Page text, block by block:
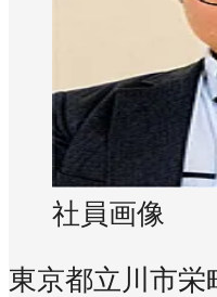
社員画像
東京都立川市栄